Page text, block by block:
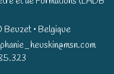
• Belgique​​